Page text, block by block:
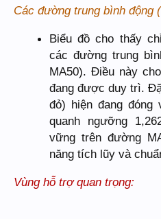
Các đường trung bình động
Biểu đồ cho thấy
các đường trung
MA50). Điều này
đang được duy trì.
đỏ) hiện đang
quanh ngưỡng
vững trên đường
năng tích lũy và
Vùng hỗ trợ quan trọng: